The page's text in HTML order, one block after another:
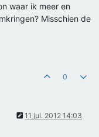
waar ik meer en
Misschien de
0
11 jul. 2012 14:03